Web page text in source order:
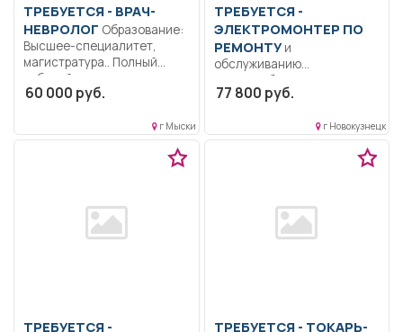
ТРЕБУЕТСЯ - ВРАЧ-
НЕВРОЛОГ
Высшее-специалитет,
магистратура.. Полный
рабочий день..
60 000 руб.
г Мыски
ТРЕБУЕТСЯ -
ЭЛЕКТРОМОНТЕР ПО
РЕМОНТУи
обслуживанию
электрооборудования 5
разряд. Образование:
профессиональное
образование.. Ремонт и...
77 800 руб.
г Новокузнецк
ТРЕБУЕТСЯ -
ТРЕБУЕТСЯ - ТОКАРЬ-